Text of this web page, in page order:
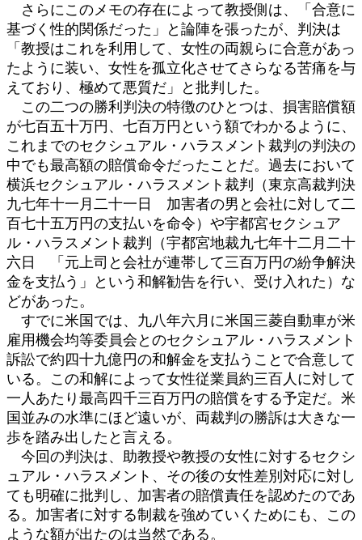
さらにこのメモの存在によって教授側は、「合意に
基づく性的関係だった」と論陣を張ったが、判決は
「教授はこれを利用して、女性の両親らに合意があっ
たように装い、女性を孤立化させてさらなる苦痛を与
えており、極めて悪質だ」と批判した。
この二つの勝利判決の特徴のひとつは、損害賠償額
が七百五十万円、七百万円という額でわかるように、
これまでのセクシュアル・ハラスメント裁判の判決の
中でも最高額の賠償命令だったことだ。過去において
横浜セクシュアル・ハラスメント裁判（東京高裁判決
九七年十一月二十一日 加害者の男と会社に対して二
百七十五万円の支払いを命令）や宇都宮セクシュア
ル・ハラスメント裁判（宇都宮地裁九七年十二月二十
六日 「元上司と会社が連帯して三百万円の紛争解決
金を支払う」という和解勧告を行い、受け入れた）な
どがあった。
すでに米国では、九八年六月に米国三菱自動車が米
雇用機会均等委員会とのセクシュアル・ハラスメント
訴訟で約四十九億円の和解金を支払うことで合意して
いる。この和解によって女性従業員約三百人に対して
一人あたり最高四千三百万円の賠償をする予定だ。米
国並みの水準にほど遠いが、両裁判の勝訴は大きな一
歩を踏み出したと言える。
今回の判決は、助教授や教授の女性に対するセクシ
ュアル・ハラスメント、その後の女性差別対応に対し
ても明確に批判し、加害者の賠償責任を認めたのであ
る。加害者に対する制裁を強めていくためにも、この
ような額が出たのは当然である。